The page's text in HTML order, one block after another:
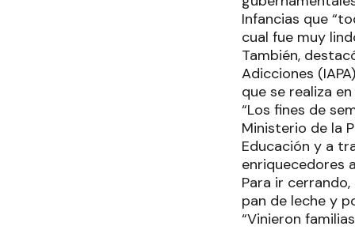
Infancias que
cual fue muy
También,
Adicciones
que se realiza
“Los fines de
Ministerio de la
Educación y a
enriquecedores
Para ir
pan de leche y
“Vinieron